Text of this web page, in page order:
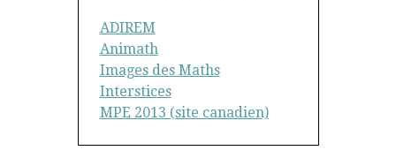
ADIREM
Animath
Images des Maths
Interstices
MPE 2013 (site canadien)